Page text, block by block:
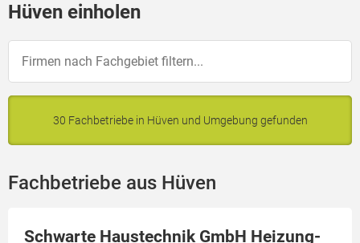
Hüven einholen
30 Fachbetriebe in Hüven und Umgebung gefunden
Fachbetriebe aus Hüven
Schwarte Haustechnik GmbH Heizung-